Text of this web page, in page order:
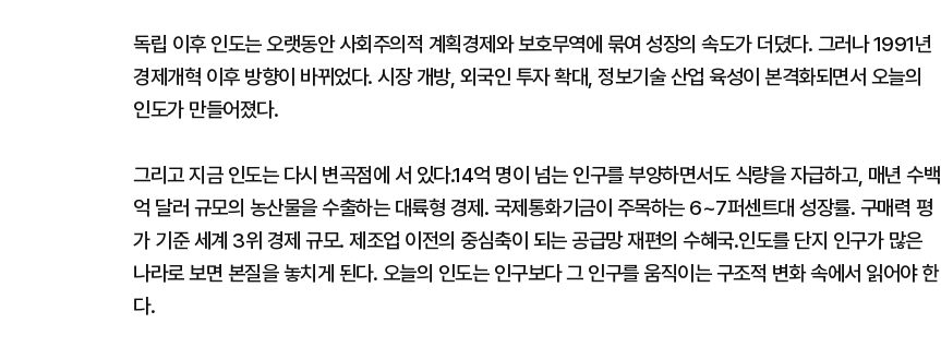
독립 이후 인도는 오랫동안 사회주의적 계획경제와 보호무역에 묶여 성장의 속도가 더뎠다. 그러나 1991년
경제개혁 이후 방향이 바뀌었다. 시장 개방, 외국인 투자 확대, 정보기술 산업 육성이 본격화되면서 오늘의
인도가 만들어졌다.
그리고 지금 인도는 다시 변곡점에 서 있다.14억 명이 넘는 인구를 부양하면서도 식량을 자급하고, 매년 수백
억 달러 규모의 농산물을 수출하는 대륙형 경제. 국제통화기금이 주목하는 6~7퍼센트대 성장률. 구매력 평
가 기준 세계 3위 경제 규모. 제조업 이전의 중심축이 되는 공급망 재편의 수혜국.인도를 단지 인구가 많은
나라로 보면 본질을 놓치게 된다. 오늘의 인도는 인구보다 그 인구를 움직이는 구조적 변화 속에서 읽어야 한
다.